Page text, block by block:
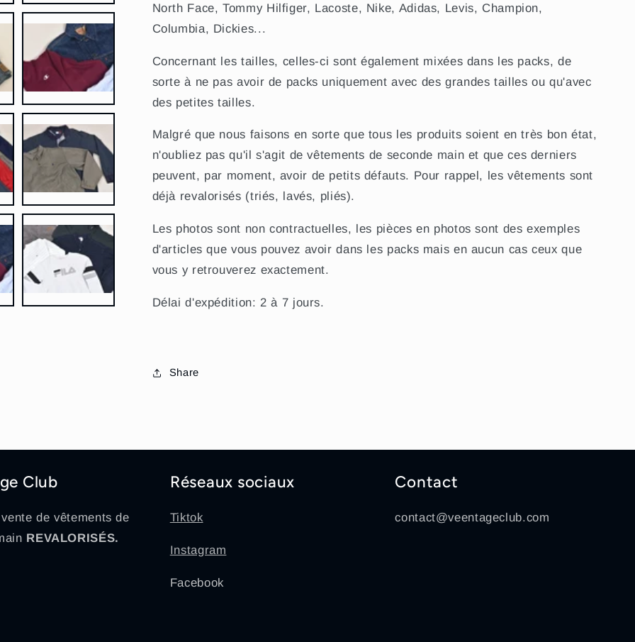
North Face, Tommy Hilfiger, Lacoste, Nike, Adidas, Levis, Champion,
Columbia, Dickies...
Concernant les tailles, celles-ci sont également mixées dans les packs, de
sorte à ne pas avoir de packs uniquement avec des grandes tailles ou qu'avec
des petites tailles.
Malgré que nous faisons en sorte que tous les produits soient en très bon état,
n'oubliez pas qu'il s'agit de vêtements de seconde main et que ces derniers
peuvent, par moment, avoir de petits défauts. Pour rappel, les vêtements sont
déjà revalorisés (triés, lavés, pliés).
Les photos sont non contractuelles, les pièces en photos sont des exemples
d'articles que vous pouvez avoir dans les packs mais en aucun cas ceux que
vous y retrouverez exactement.
Délai d'expédition: 2 à 7 jours.
Share
Club
de vêtements de
REVALORISÉS.
Réseaux sociaux
Tiktok
Instagram
Facebook
Contact
contact@veentageclub.com